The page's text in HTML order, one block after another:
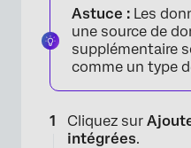
Astuce : Les
une source de
supplémentaire
comme un type
Cliquez sur
intégrées.